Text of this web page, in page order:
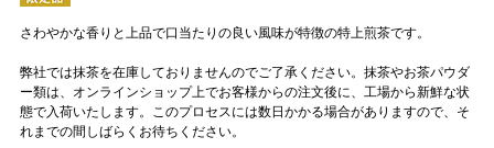
さわやかな香りと上品で口当たりの良い風味が特徴の特上煎茶です。
弊社では抹茶を在庫しておりませんのでご了承ください。抹茶やお茶パウダ
ー類は、オンラインショップ上でお客様からの注文後に、工場から新鮮な状
態で入荷いたします。このプロセスには数日かかる場合がありますので、そ
れまでの間しばらくお待ちください。